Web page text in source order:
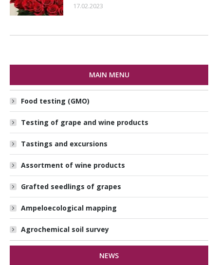
17.02.2023
MAIN MENU
Food testing (GMO)
Testing of grape and wine products
Tastings and excursions
Assortment of wine products
Grafted seedlings of grapes
Ampeloecological mapping
Agrochemical soil survey
NEWS